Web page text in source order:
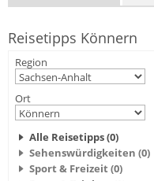
Reisetipps Könnern
Region
Ort
Alle Reisetipps (0)
Sehenswürdigkeiten (0)
Sport & Freizeit (0)